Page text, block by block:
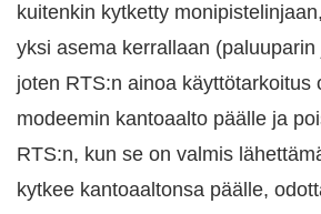
kuitenkin kytketty
yksi asema kerrallaan (paluuparin
joten RTS:n ainoa käyttötarkoitus
modeemin kantoaalto päälle ja
RTS:n, kun se on valmis
kytkee kantoaaltonsa päälle,